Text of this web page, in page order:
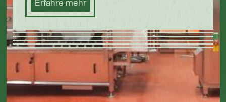
Erfahre mehr